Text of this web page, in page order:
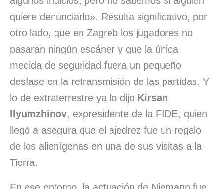
quiere denunciarlo». Resulta significativo, por
otro lado, que en Zagreb los jugadores no
pasaran ningún escáner y que la única
medida de seguridad fuera un pequeño
desfase en la retransmisión de las partidas. Y
lo de extraterrestre ya lo dijo Kirsan
Ilyumzhinov, expresidente de la FIDE, quien
llegó a asegura que el ajedrez fue un regalo
de los alienígenas en una de sus visitas a la
Tierra.